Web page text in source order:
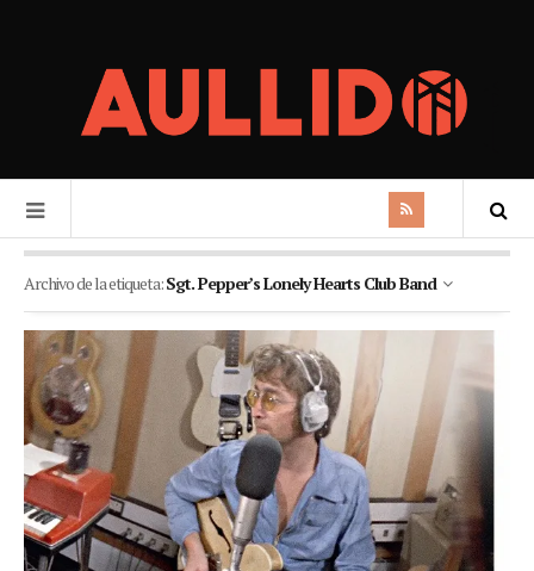
Archivo de la etiqueta:Sgt. Pepper’s Lonely Hearts Club Band